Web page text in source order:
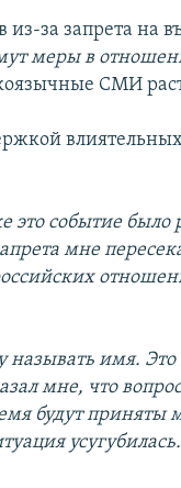
за запрета на
меры в
СМИ
это событие было
мне
называть имя. Это
мне, что
будут приняты
усугубилась.